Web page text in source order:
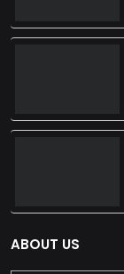
ABOUT US